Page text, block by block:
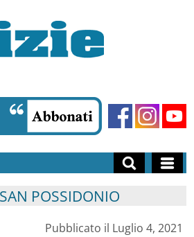
POSSIDONIO
Pubblicato il Luglio 4, 2021